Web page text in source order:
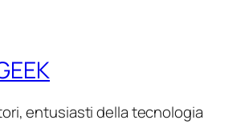
entusiasti della tecnologia